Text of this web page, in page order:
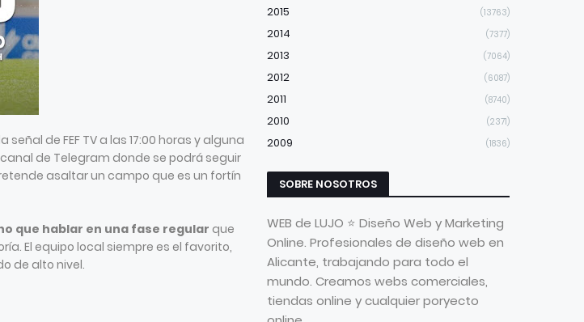
señal de FEF TV a las 17:00 horas y alguna
de Telegram donde se podrá seguir
asaltar un campo que es un fortín
que hablar en una fase regular que
El equipo local siempre es el favorito,
de alto nivel.
2015 (13763)
2014 (7377)
2013 (7064)
2012 (6087)
2011 (8740)
2010 (2371)
2009 (1836)
SOBRE NOSOTROS
WEB de LUJO ⭐ Diseño Web y Marketing
Online. Profesionales de diseño web en
Alicante, trabajando para todo el
mundo. Creamos webs comerciales,
tiendas online y cualquier poryecto